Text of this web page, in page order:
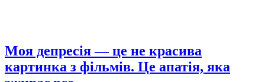
Моя депресія — це не красива
картинка з фільмів. Це апатія, яка